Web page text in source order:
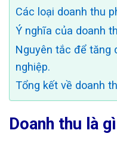
Các loại doanh thu
Ý nghĩa của doanh
Nguyên tắc để tăng
nghiệp.
Tổng kết về doanh
Doanh thu là